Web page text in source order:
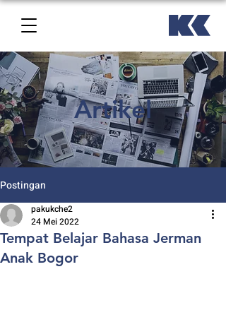
Artikel
Postingan
Tempat Belajar Bahasa Jerman
Anak Bogor
pakukche2
24 Mei 2022